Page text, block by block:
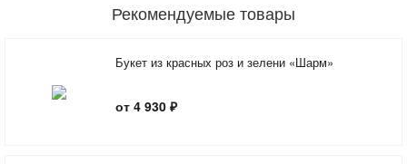
Рекомендуемые товары
Букет из красных роз и зелени «Шарм»
от 4 930 ₽